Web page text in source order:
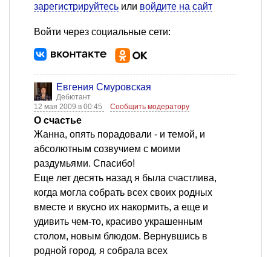
зарегистрируйтесь или войдите на сайт
Войти через социальные сети:
Евгения Смуровская
Дебютант
12 мая 2009 в 00:45
Сообщить модератору
О счастье
Жанна, опять порадовали - и темой, и
абсолютным созвучием с моими
раздумьями. Спасибо!
Еще лет десять назад я была счастлива,
когда могла собрать всех своих родных
вместе и вкусно их накормить, а еще и
удивить чем-то, красиво украшенным
столом, новым блюдом. Вернувшись в
родной город, я собрала всех